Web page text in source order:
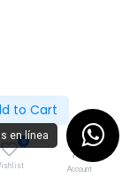
to Cart
0
Account
en línea